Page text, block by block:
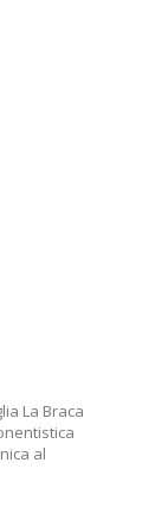
La Braca
al